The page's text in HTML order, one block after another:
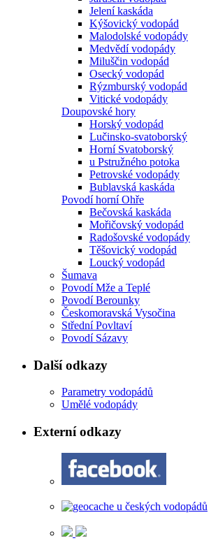
Jelení kaskáda
Kýšovický vodopád
Malodolské vodopády
Medvědí vodopády
Miluščin vodopád
Osecký vodopád
Rýzmburský vodopád
Vitické vodopády
Doupovské hory
Horský vodopád
Lučinsko-svatoborský
Horní Svatoborský
u Pstružného potoka
Petrovské vodopády
Bublavská kaskáda
Povodí horní Ohře
Bečovská kaskáda
Mořičovský vodopád
Radošovské vodopády
Těšovický vodopád
Loucký vodopád
Šumava
Povodí Mže a Teplé
Povodí Berounky
Českomoravská Vysočina
Střední Povltaví
Povodí Sázavy
Další odkazy
Parametry vodopádů
Umělé vodopády
Externí odkazy